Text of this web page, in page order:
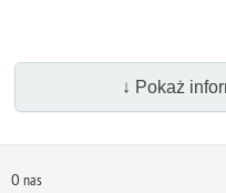
↓ Pokaż
O nas